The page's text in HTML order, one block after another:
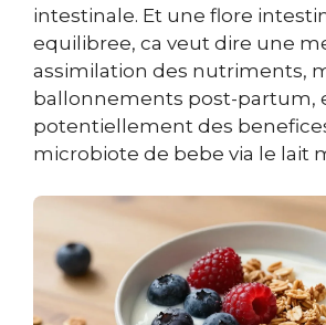
intestinale. Et une flore
equilibree, ca veut dire une
assimilation des nutriments,
ballonnements post-partum,
potentiellement des
microbiote de bebe via le lait